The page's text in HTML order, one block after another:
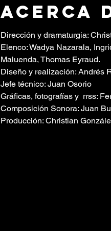
Acerca
Dirección y dramaturgia:
Elenco: Wadya Nazarala,
Maluenda, Thomas Eyraud.
Diseño y realización: Andrés
Jefe técnico: Juan Osorio
Gráficas, fotografías y  rrss:
Composición Sonora: Juan
Producción: Christian